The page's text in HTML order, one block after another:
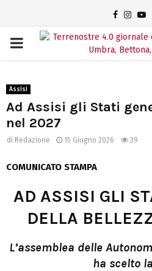
PRIMARY
Assisi
Ad Assisi gli Stati
nel 2027
di Redazione 15 Giugno 2026 39
COMUNICATO STAMPA
AD ASSISI GLI
DELLA
L’assemblea delle
ha scelto